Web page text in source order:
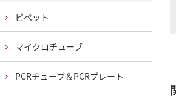
ピペット
マイクロチューブ
PCRチューブ＆PCRプレート